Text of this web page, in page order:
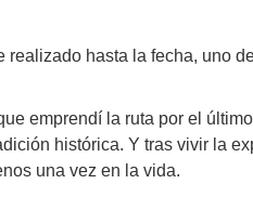
realizado hasta la fecha, uno
emprendí la ruta por el
histórica. Y tras vivir la
una vez en la vida.